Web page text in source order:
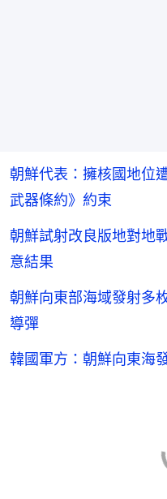
朝鮮代表：擁核國地位
武器條約》約束
朝鮮試射改良版地對地
意結果
朝鮮向東部海域發射多
導彈
韓國軍方：朝鮮向東海